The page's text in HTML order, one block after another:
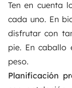
Ten en cuenta
cada uno. En
disfrutar con
pie. En caballo
peso.
Planificación